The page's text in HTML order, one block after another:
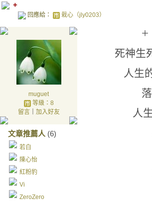
+
回應給： 栽心（jly0203）
muguet
等級：8
留言｜ 加入好友
文章推薦人 (6)
若白
陳心怡
紅粉豹
Vi
ZeroZero
+
死神生死
人生的
落土
人生的
終
放